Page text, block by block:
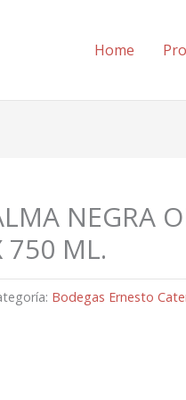
Home
NEGRA
750 ML.
Bodegas Ernesto